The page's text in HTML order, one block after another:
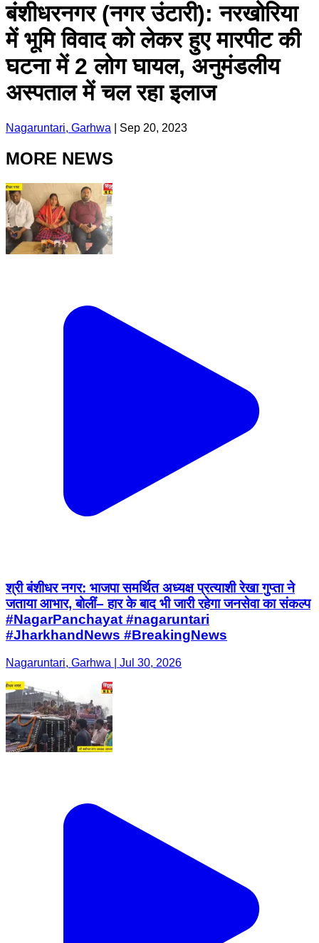
बंशीधरनगर (नगर उंटारी): नरखोरिया
में भूमि विवाद को लेकर हुए मारपीट की
घटना में 2 लोग घायल, अनुमंडलीय
अस्पताल में चल रहा इलाज
Nagaruntari, Garhwa Sep 20, 2023
MORE NEWS
श्री बंशीधर नगर: भाजपा समर्थित अध्यक्ष प्रत्याशी रेखा गुप्ता ने
जताया आभार, बोलीं– हार के बाद भी जारी रहेगा जनसेवा का संकल्प
#NagarPanchayat #nagaruntari
#JharkhandNews #BreakingNews
Nagaruntari, Garhwa | Jul 30, 2026